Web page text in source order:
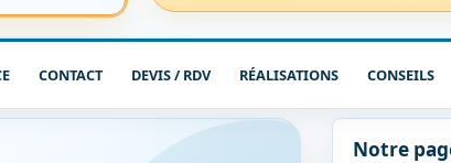
CONTACT DEVIS / RDV RÉALISATIONS CONSEILS
Notre